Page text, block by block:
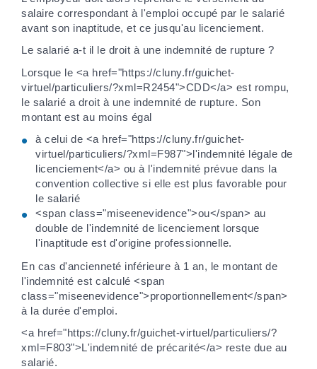
salaire correspondant à l'emploi occupé par le salarié
avant son inaptitude, et ce jusqu'au licenciement.
Le salarié a-t il le droit à une indemnité de rupture ?
Lorsque le <a href="https://cluny.fr/guichet-
virtuel/particuliers/?xml=R2454">CDD</a> est rompu,
le salarié a droit à une indemnité de rupture. Son
montant est au moins égal
à celui de <a href="https://cluny.fr/guichet-
virtuel/particuliers/?xml=F987">l'indemnité légale de
licenciement</a> ou à l'indemnité prévue dans la
convention collective si elle est plus favorable pour
le salarié
<span class="miseenevidence">ou</span> au
double de l'indemnité de licenciement lorsque
l'inaptitude est d'origine professionnelle.
En cas d'ancienneté inférieure à 1 an, le montant de
l'indemnité est calculé <span
class="miseenevidence">proportionnellement</span>
à la durée d'emploi.
<a href="https://cluny.fr/guichet-virtuel/particuliers/?
xml=F803">L'indemnité de précarité</a> reste due au
salarié.